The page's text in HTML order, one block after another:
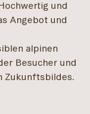
und
Angebot und
alpinen
Besucher und
Zukunftsbildes.